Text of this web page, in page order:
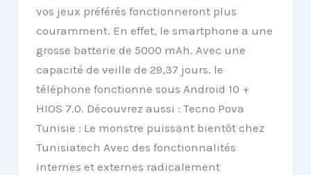
vos jeux préférés fonctionneront plus
couramment. En effet, le smartphone a une
grosse batterie de 5000 mAh. Avec une
capacité de veille de 29,37 jours. le
téléphone fonctionne sous Android 10 +
HIOS 7.0. Découvrez aussi : Tecno Pova
Tunisie : Le monstre puissant bientôt chez
Tunisiatech Avec des fonctionnalités
internes et externes radicalement